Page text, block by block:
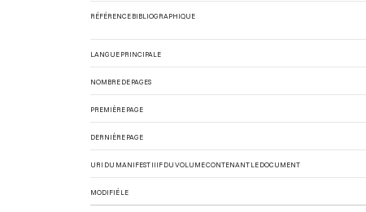
RÉFÉRENCE BIBLIOGRAPHIQUE
LANGUE PRINCIPALE
NOMBRE DE PAGES
PREMIÈRE PAGE
DERNIÈRE PAGE
URI DU MANIFEST IIIF DU VOLUME CONTENANT LE DOCUMENT
MODIFIÉ LE